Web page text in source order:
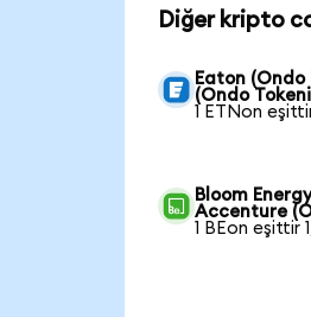
Diğer kripto
Eaton
(Ondo
1 ETNon
Bloom
Accenture
1 BEon eşittir